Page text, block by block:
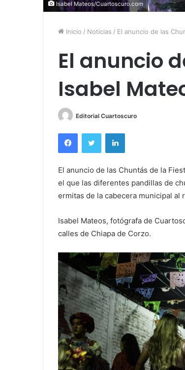
Isabel Mateos/Cuartoscuro.com
Inicio / Noticias / El anuncio de las
El anuncio
Isabel
Editorial Cuartoscuro
FacebookTwitter LinkedIn
El anuncio de las Chuntás de la
el que las diferentes pandillas de
ermitas de la cabecera municipal al
Isabel Mateos, fotógrafa de
calles de Chiapa de Corzo.